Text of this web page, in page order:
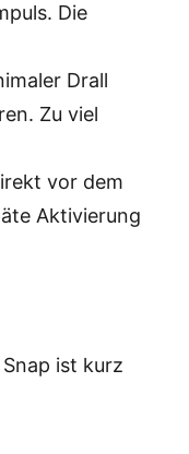
Die
Drall
Zu viel
vor dem
Aktivierung
ist kurz